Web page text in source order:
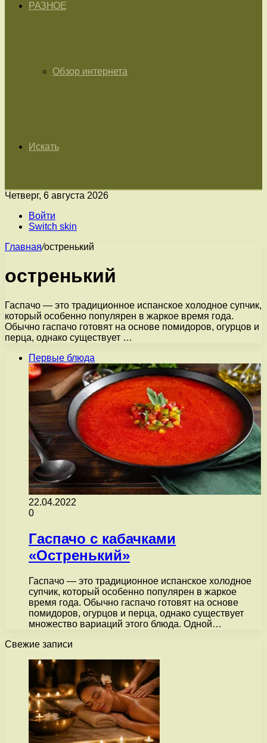
РАЗНОЕ
Обзор интернета
Искать
Четверг, 6 августа 2026
Войти
Switch skin
Главная/остренький
остренький
Гаспачо — это традиционное испанское холодное супчик,
который особенно популярен в жаркое время года.
Обычно гаспачо готовят на основе помидоров, огурцов и
перца, однако существует …
Первые блюда
22.04.2022
0
Гаспачо с кабачками
«Остренький»
Гаспачо — это традиционное испанское холодное
супчик, который особенно популярен в жаркое
время года. Обычно гаспачо готовят на основе
помидоров, огурцов и перца, однако существует
множество вариаций этого блюда. Одной…
Свежие записи